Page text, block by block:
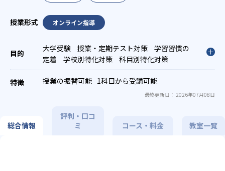
オンライン指導
大学受験 授業・定期テスト対策
学習習慣の
定着
学校別特化対策 科目別特化対策
授業の振替可能 1科目から受講可能
最終更新日： 2026年07月08日
総合情報
評判・口コ
ミ
コース・料金 教室一覧